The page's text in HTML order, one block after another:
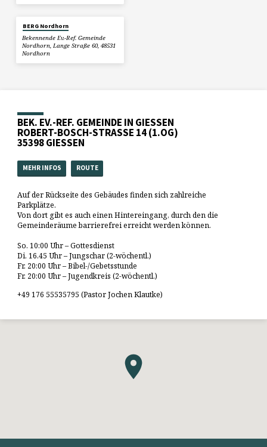
BERG Nordhorn
Bekennende Ev.-Ref. Gemeinde
Nordhorn, Lange Straße 60, 48531
Nordhorn
BEK. EV.-REF. GEMEINDE IN GIESSEN
ROBERT-BOSCH-STRASSE 14 (1.OG)
35398 GIESSEN
MEHR INFOS ROUTE
Auf der Rückseite des Gebäudes finden sich zahlreiche
Parkplätze.
Von dort gibt es auch einen Hintereingang, durch den die
Gemeinderäume barrierefrei erreicht werden können.
So. 10:00 Uhr – Gottesdienst
Di. 16.45 Uhr – Jungschar (2-wöchentl.)
Fr. 20:00 Uhr – Bibel-/Gebetsstunde
Fr. 20:00 Uhr – Jugendkreis (2-wöchentl.)
+49 176 55535795 (Pastor Jochen Klautke)